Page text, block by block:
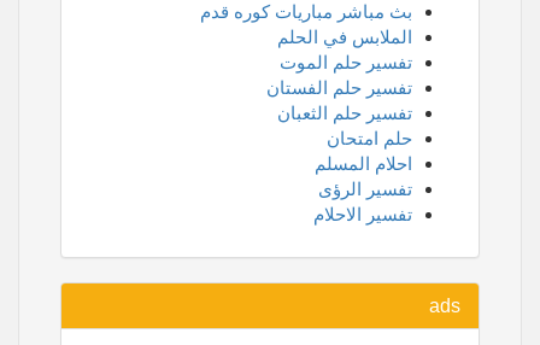
بث مباشر مباريات كوره قدم
الملابس في الحلم
تفسير حلم الموت
تفسير حلم الفستان
تفسير حلم الثعبان
حلم امتحان
احلام المسلم
تفسير الرؤى
تفسير الاحلام
ads